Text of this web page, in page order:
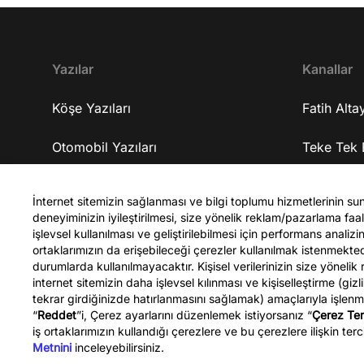
geliştirmeyi amaçlıyorlar? 16:33 Yapmaya
gelen iş tekliflerini neden kabul etmedi? 18:38
Şirketlerine yatırım alabiliyorlar mı? 19:48
Şirketlerinde tam olarak ne üretiyorlar? 23:33
Üzerinde çalıştıkları yapay zekanın kişiye özel ilaç
sonra bu geliştirdikleri iş ile kendisini nerede
görüyor? 25:03 Üniversite tercihi yapacak olan
gençlere tavsiyeleri neler? 30:48 Bu yaptıkları işi
Türkiye'ye taşımayı düşünüyorlar mı? 31:48
Kapanış YouTube kanalına abone olmak için ▷
http://bit.ly/FatihAltayli Gazeteci - Yazar Fatih
Altaylı, Youtube kanalına özel gündemi
yorumluyor.
Yazılar
Köşe Yazıları
Otomobil Yazıları
Kanallar
Fatih
Teke Tek
Celal
Fatih Altaylı
İnternet sitemizin sağlanması ve bilgi toplumu hizmetlerinin
deneyiminizin iyileştirilmesi, size yönelik reklam/pazarlama
işlevsel kullanılması ve geliştirilebilmesi için performans
ortaklarımızın da erişebileceği çerezler kullanılmak
durumlarda kullanılmayacaktır. Kişisel verilerinizin size
internet sitemizin daha işlevsel kılınması ve kişiselleştirme
tekrar girdiğinizde hatırlanmasını sağlamak) amaçlarıyla
“Reddet”i, Çerez ayarlarını düzenlemek istiyorsanız “Çerez
iş ortaklarımızın kullandığı çerezlere ve bu çerezlere ilişkin
Metnini inceleyebilirsiniz.